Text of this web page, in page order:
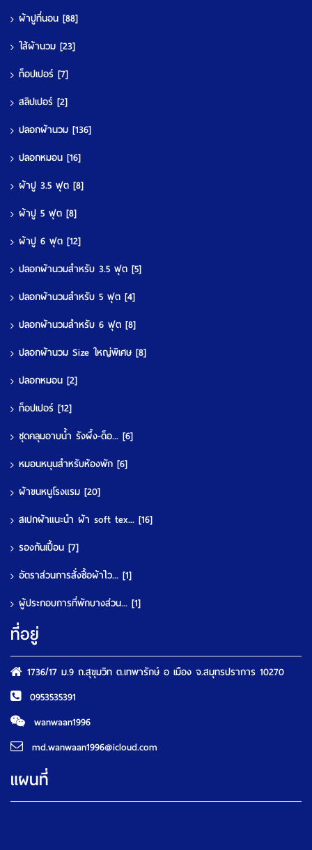
ผ้าปูที่นอน [88]
ใส้ผ้านวม [23]
ท็อปเปอร์ [7]
สลิปเปอร์ [2]
ปลอกผ้านวม [136]
ปลอกหมอน [16]
ผ้าปู 3.5 ฟุต [8]
ผ้าปู 5 ฟุต [8]
ผ้าปู 6 ฟุต [12]
ปลอกผ้านวมสำหรับ 3.5 ฟุต [5]
ปลอกผ้านวมสำหรับ 5 ฟุต [4]
ปลอกผ้านวมสำหรับ 6 ฟุต [8]
ปลอกผ้านวม Size ใหญ่พิเศษ [8]
ปลอกหมอน [2]
ท็อปเปอร์ [12]
ชุดคลุมอาบน้ำ รังผึ้ง-ด็อ... [6]
หมอนหนุนสำหรับห้องพัก [6]
ผ้าขนหนูโรงแรม [20]
สเปกผ้าแนะนำ ผ้า soft tex... [16]
รองกันเปื้อน [7]
อัตราส่วนการสั่งซื้อผ้าไว... [1]
ผู้ประกอบการที่พักบางส่วน... [1]
ที่อยู่
1736/17 ม.9 ถ.สุขุมวิท ต.เทพารักษ์ อ เมือง จ.สมุทรปราการ 10270
0953535391
wanwaan1996
md.wanwaan1996@icloud.com
แผนที่